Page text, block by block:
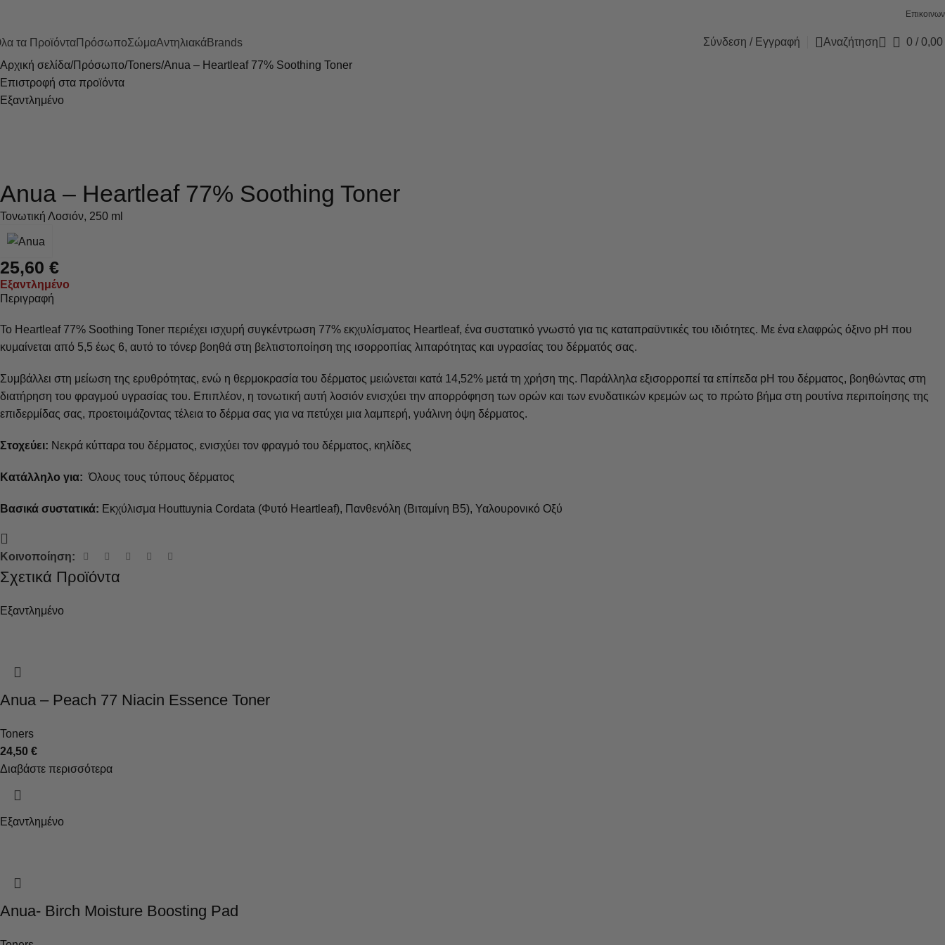
τα ΠροϊόνταΠρόσωποΣώμαΑντηλιακάBrands Σύνδεση / Εγγραφή Αναζήτηση 0 / 0,00
Αρχική σελίδα Πρόσωπο Toners Anua – Heartleaf 77% Soothing Toner
Επιστροφή στα προϊόντα
Εξαντλημένο
Anua – Heartleaf 77% Soothing Toner
Τονωτική Λοσιόν, 250 ml
25,60 €
Εξαντλημένο
Περιγραφή
Το Heartleaf 77% Soothing Toner περιέχει ισχυρή συγκέντρωση 77% εκχυλίσματος Heartleaf, ένα συστατικό γνωστό για τις καταπραϋντικές του ιδιότητες. Με ένα ελαφρώς όξινο pH που
κυμαίνεται από 5,5 έως 6, αυτό το τόνερ βοηθά στη βελτιστοποίηση της ισορροπίας λιπαρότητας και υγρασίας του δέρματός σας.
Συμβάλλει στη μείωση της ερυθρότητας, ενώ η θερμοκρασία του δέρματος μειώνεται κατά 14,52% μετά τη χρήση της. Παράλληλα εξισορροπεί τα επίπεδα pH του δέρματος, βοηθώντας στη
διατήρηση του φραγμού υγρασίας του. Επιπλέον, η τονωτική αυτή λοσιόν ενισχύει την απορρόφηση των ορών και των ενυδατικών κρεμών ως το πρώτο βήμα στη ρουτίνα περιποίησης της
επιδερμίδας σας, προετοιμάζοντας τέλεια το δέρμα σας για να πετύχει μια λαμπερή, γυάλινη όψη δέρματος.
Στοχεύει: Νεκρά κύτταρα του δέρματος, ενισχύει τον φραγμό του δέρματος, κηλίδες
Κατάλληλο για: Όλους τους τύπους δέρματος
Βασικά συστατικά: Εκχύλισμα Houttuynia Cordata (Φυτό Heartleaf), Πανθενόλη (Βιταμίνη Β5), Υαλουρονικό Οξύ
Κοινοποίηση:
Σχετικά Προϊόντα
Εξαντλημένο
Anua – Peach 77 Niacin Essence Toner
Toners
24,50 €
Διαβάστε περισσότερα
Εξαντλημένο
Anua- Birch Moisture Boosting Pad